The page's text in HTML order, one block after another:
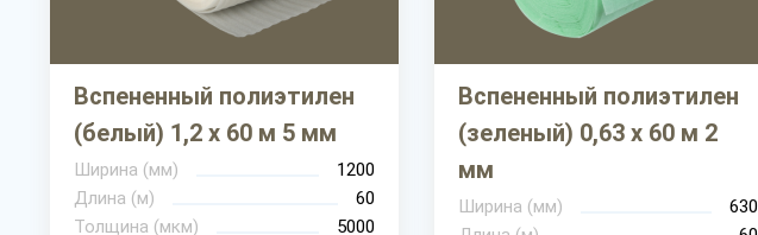
Вспененный полиэтилен
(белый) 1,2 х 60 м 5 мм
Ширина (мм)
1200
Длина (м)
60
Толщина (мкм)
5000
Вспененный полиэтилен
(зеленый) 0,63 х 60 м 2
мм
Ширина (мм)
630